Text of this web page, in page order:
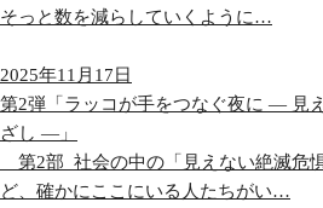
そっと数を減らしていくように…
2025年11月17日
第2弾「ラッコが手をつなぐ夜に ― 見
ざし ―」
第2部_社会の中の「見えない絶滅危
ど、確かにここにいる人たちがい…